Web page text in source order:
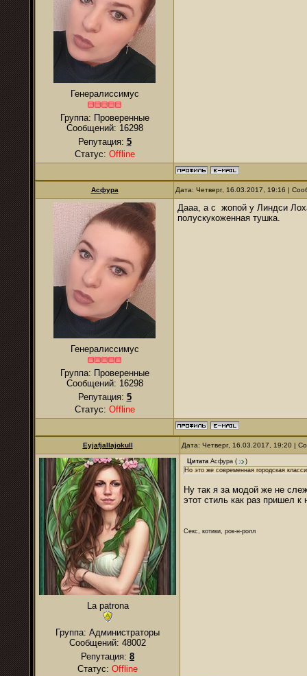
Генералиссимус
Группа: Проверенные
Сообщений: 16298
Репутация: 5
Статус: Offline
Асфура Дата: Четверг, 16.03.2017, 19:16 |
Генералиссимус
Группа: Проверенные
Сообщений: 16298
Репутация: 5
Статус: Offline
Дааа, а с жопой у Линдси
полускукоженная тушка.
Eyjafjallajokull Дата: Четверг, 16.03.2017, 19:20 |
La patrona
Группа: Администраторы
Сообщений: 48002
Репутация: 8
Статус: Offline
Цитата Асфура (
)
Но это же современная городская
Ну так я за модой же не
этот стиль как раз пришел к
Секс, котики, рок-н-ролл